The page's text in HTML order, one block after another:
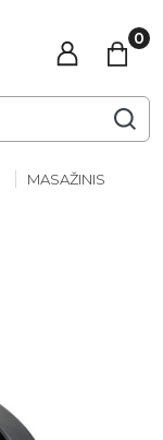
MASAŽINIS